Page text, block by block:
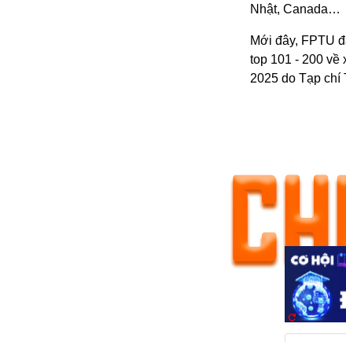
Nhật, Canada…
Mới đây, FPTU
top 101 - 200 về
2025 do Tạp chí